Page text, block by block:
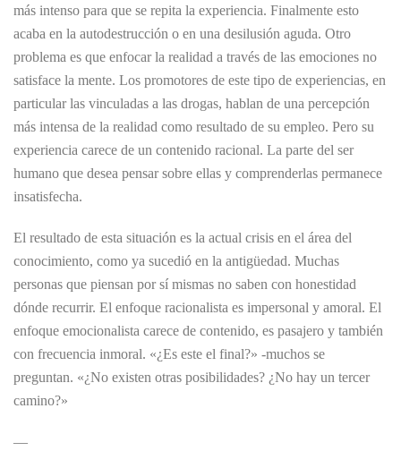
más intenso para que se repita la experiencia. Finalmente esto
acaba en la autodestrucción o en una desilusión aguda. Otro
problema es que enfocar la realidad a través de las emociones no
satisface la mente. Los promotores de este tipo de experiencias, en
particular las vinculadas a las drogas, hablan de una percepción
más intensa de la realidad como resultado de su empleo. Pero su
experiencia carece de un contenido racional. La parte del ser
humano que desea pensar sobre ellas y comprenderlas permanece
insatisfecha.
El resultado de esta situación es la actual crisis en el área del
conocimiento, como ya sucedió en la antigüedad. Muchas
personas que piensan por sí mismas no saben con honestidad
dónde recurrir. El enfoque racionalista es impersonal y amoral. El
enfoque emocionalista carece de contenido, es pasajero y también
con frecuencia inmoral. «¿Es este el final?» -muchos se
preguntan. «¿No existen otras posibilidades? ¿No hay un tercer
camino?»
—